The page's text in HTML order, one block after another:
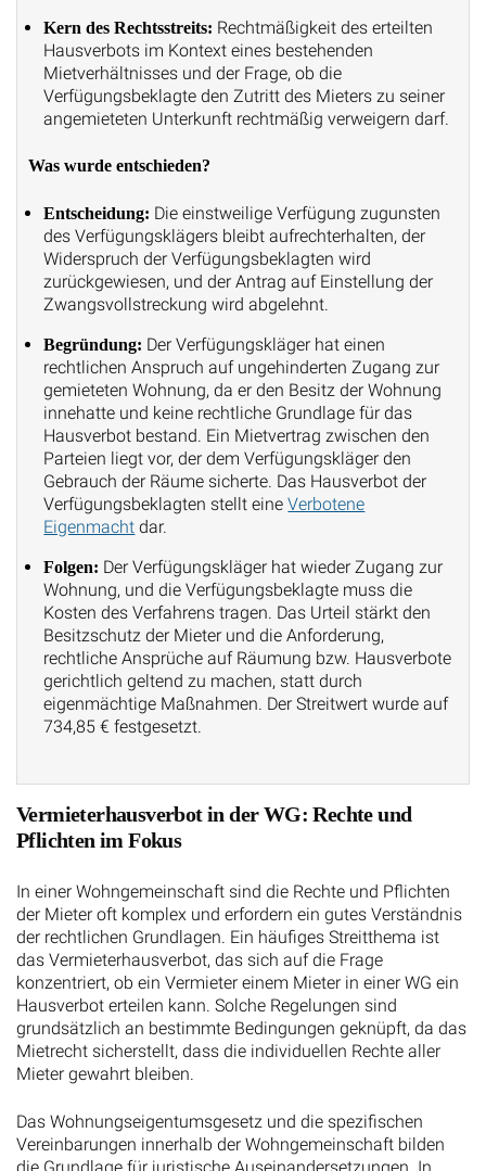
Kern des Rechtsstreits: Rechtmäßigkeit des erteilten
Hausverbots im Kontext eines bestehenden
Mietverhältnisses und der Frage, ob die
Verfügungsbeklagte den Zutritt des Mieters zu seiner
angemieteten Unterkunft rechtmäßig verweigern darf.
Was wurde entschieden?
Entscheidung: Die einstweilige Verfügung zugunsten
des Verfügungsklägers bleibt aufrechterhalten, der
Widerspruch der Verfügungsbeklagten wird
zurückgewiesen, und der Antrag auf Einstellung der
Zwangsvollstreckung wird abgelehnt.
Begründung: Der Verfügungskläger hat einen
rechtlichen Anspruch auf ungehinderten Zugang zur
gemieteten Wohnung, da er den Besitz der Wohnung
innehatte und keine rechtliche Grundlage für das
Hausverbot bestand. Ein Mietvertrag zwischen den
Parteien liegt vor, der dem Verfügungskläger den
Gebrauch der Räume sicherte. Das Hausverbot der
Verfügungsbeklagten stellt eineVerbotene
Eigenmacht dar.
Folgen: Der Verfügungskläger hat wieder Zugang zur
Wohnung, und die Verfügungsbeklagte muss die
Kosten des Verfahrens tragen. Das Urteil stärkt den
Besitzschutz der Mieter und die Anforderung,
rechtliche Ansprüche auf Räumung bzw. Hausverbote
gerichtlich geltend zu machen, statt durch
eigenmächtige Maßnahmen. Der Streitwert wurde auf
734,85 € festgesetzt.
Vermieterhausverbot in der WG: Rechte und
Pflichten im Fokus
In einer Wohngemeinschaft sind die Rechte und Pflichten
der Mieter oft komplex und erfordern ein gutes Verständnis
der rechtlichen Grundlagen. Ein häufiges Streitthema ist
das Vermieterhausverbot, das sich auf die Frage
konzentriert, ob ein Vermieter einem Mieter in einer WG ein
Hausverbot erteilen kann. Solche Regelungen sind
grundsätzlich an bestimmte Bedingungen geknüpft, da das
Mietrecht sicherstellt, dass die individuellen Rechte aller
Mieter gewahrt bleiben.
Das Wohnungseigentumsgesetz und die spezifischen
Vereinbarungen innerhalb der Wohngemeinschaft bilden
die Grundlage für juristische Auseinandersetzungen. In